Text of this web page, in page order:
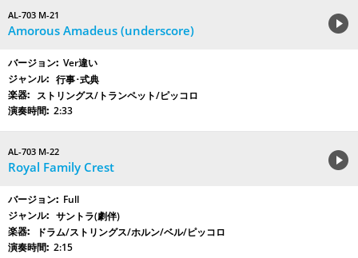
AL-703 M-21
Amorous Amadeus (underscore)
Ver違い
行事･式典
ストリングス/トランペット/ピッコロ
2:33
AL-703 M-22
Royal Family Crest
Full
サントラ(劇伴)
ドラム/ストリングス/ホルン/ベル/ピッコロ
2:15